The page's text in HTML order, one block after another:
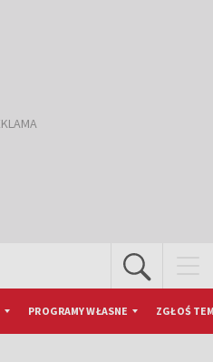
PROGRAMY WŁASNE ZGŁOŚ